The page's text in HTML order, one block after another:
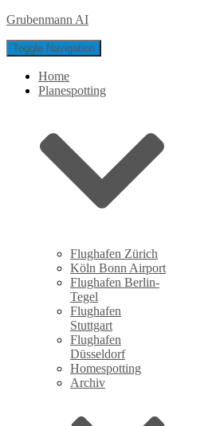
Grubenmann AI
Toggle Navigation
Home
Planespotting
Flughafen Zürich
Köln Bonn Airport
Flughafen Berlin-
Tegel
Flughafen
Stuttgart
Flughafen
Düsseldorf
Homespotting
Archiv